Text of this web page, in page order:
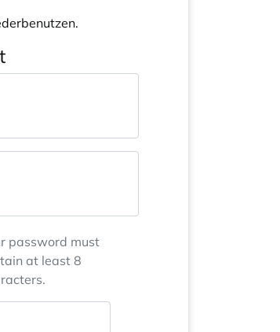
password must
at least 8